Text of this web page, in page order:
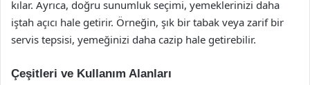
kılar. Ayrıca, doğru sunumluk seçimi, yemeklerinizi daha
iştah açıcı hale getirir. Örneğin, şık bir tabak veya zarif bir
servis tepsisi, yemeğinizi daha cazip hale getirebilir.
Çeşitleri ve Kullanım Alanları